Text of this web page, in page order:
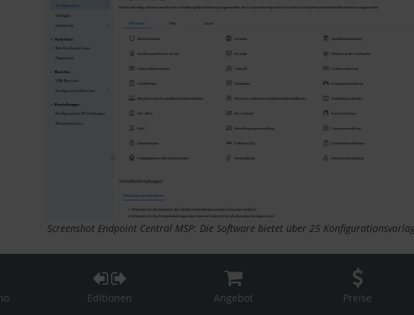
Screenshot Endpoint Central MSP: Die Software bietet über 25
Editionen Angebot Preise